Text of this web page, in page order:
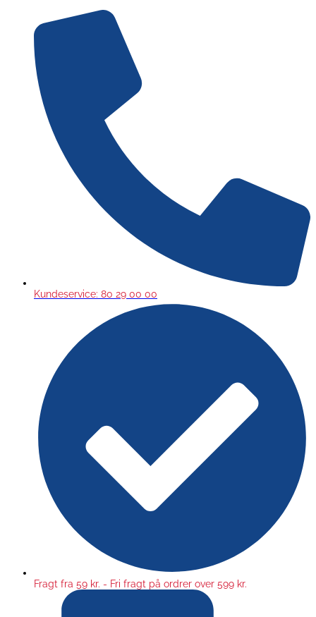
indholdet
Kundeservice: 80 29 00 00
Fragt fra 59 kr. - Fri fragt på ordrer over 599 kr.